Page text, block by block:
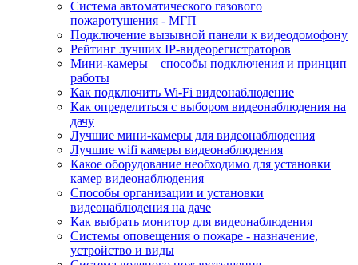
Система автоматического газового
пожаротушения - МГП
Подключение вызывной панели к видеодомофону
Рейтинг лучших IP-видеорегистраторов
Мини-камеры – способы подключения и принцип
работы
Как подключить Wi-Fi видеонаблюдение
Как определиться с выбором видеонаблюдения на
дачу
Лучшие мини-камеры для видеонаблюдения
Лучшие wifi камеры видеонаблюдения
Какое оборудование необходимо для установки
камер видеонаблюдения
Способы организации и установки
видеонаблюдения на даче
Как выбрать монитор для видеонаблюдения
Системы оповещения о пожаре - назначение,
устройство и виды